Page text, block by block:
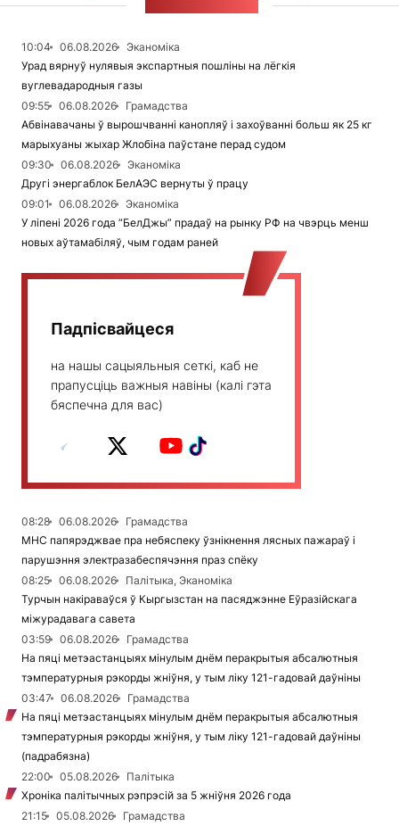
10:04 06.08.2026
Эканоміка
Урад вярнуў нулявыя экспартныя пошліны на лёгкія
вуглевадародныя газы
09:55
06.08.2026
Грамадства
Абвінавачаны ў вырошчванні канопляў і захоўванні больш як 25 кг
марыхуаны жыхар Жлобіна паўстане перад судом
09:30
06.08.2026
Эканоміка
Другі энергаблок БелАЭС вернуты ў працу
09:01
06.08.2026
Эканоміка
У ліпені 2026 года “БелДжы” прадаў на рынку РФ на чвэрць менш
новых аўтамабіляў, чым годам раней
Падпісвайцеся
на нашы сацыяльныя сеткі, каб не
прапусціць важныя навіны (калі гэта
бяспечна для вас)
08:28 06.08.2026
Грамадства
МНС папярэджвае пра небяспеку ўзнікнення лясных пажараў і
парушэння электразабеспячэння праз спёку
08:25
06.08.2026
Палітыка, Эканоміка
Турчын накіраваўся ў Кыргызстан на пасяджэнне Еўразійскага
міжурадавага савета
03:59
06.08.2026
Грамадства
На пяці метэастанцыях мінулым днём перакрытыя абсалютныя
тэмпературныя рэкорды жніўня, у тым ліку 121-гадовай даўніны
03:47
06.08.2026
Грамадства
На пяці метэастанцыях мінулым днём перакрытыя абсалютныя
тэмпературныя рэкорды жніўня, у тым ліку 121-гадовай даўніны
(падрабязна)
22:00
05.08.2026
Палітыка
Хроніка палітычных рэпрэсій за 5 жніўня 2026 года
21:15
05.08.2026
Грамадства